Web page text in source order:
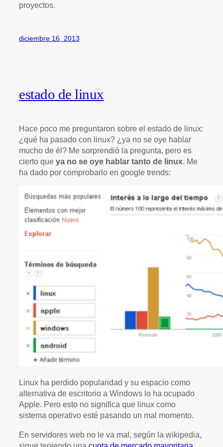
proyectos.
diciembre 16, 2013
estado de linux
Hace poco me preguntaron sobre el estado de linux:
¿qué ha pasado con linux? ¿ya no se oye hablar
mucho de él? Me sorprendió la pregunta, pero es
cierto que ya no se oye hablar tanto de linux. Me
ha dado por comprobarlo en google trends:
Linux ha perdido popularidad y su espacio como
alternativa de escritorio a Windows lo ha ocupado
Apple. Pero esto no significa que linux como
sistema operativo esté pasando un mal momento.
En servidores web no le va mal, según la wikipedia,